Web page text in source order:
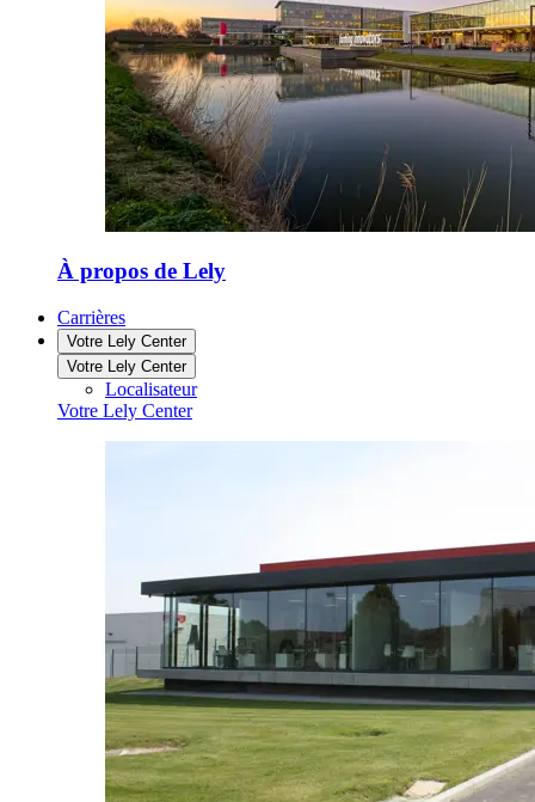
À propos de Lely
Carrières
Votre Lely Center
Votre Lely Center
Localisateur
Votre Lely Center